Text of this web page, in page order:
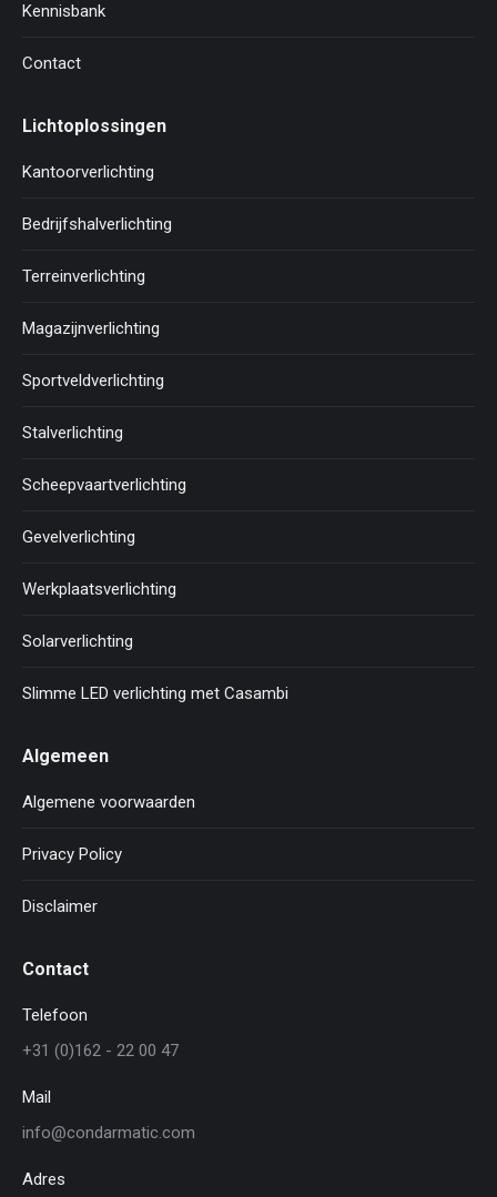
Kennisbank
Contact
Lichtoplossingen
Kantoorverlichting
Bedrijfshalverlichting
Terreinverlichting
Magazijnverlichting
Sportveldverlichting
Stalverlichting
Scheepvaartverlichting
Gevelverlichting
Werkplaatsverlichting
Solarverlichting
Slimme LED verlichting met Casambi
Algemeen
Algemene voorwaarden
Privacy Policy
Disclaimer
Contact
Telefoon
+31 (0)162 - 22 00 47
Mail
info@condarmatic.com
Adres